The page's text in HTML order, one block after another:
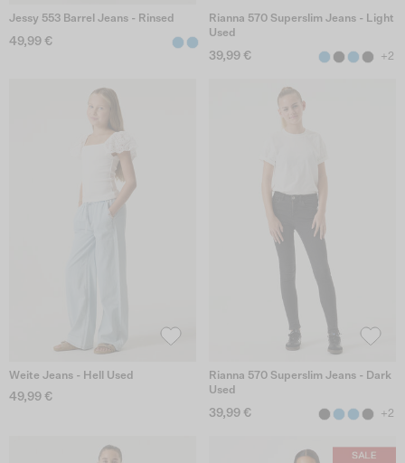
Jessy 553 Barrel Jeans - Rinsed
49,99 €
Rianna 570 Superslim Jeans - Light
Used
39,99 € +2
Weite Jeans - Hell Used
49,99 €
Rianna 570 Superslim Jeans - Dark
Used
39,99 € +2